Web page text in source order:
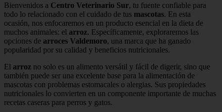
Bienvenidos a Centro Veterinario Sur, tu fuente confiable para
todo lo relacionado con el cuidado de tus mascotas. En esta
ocasión, nos enfocaremos en un producto esencial en la dieta de
muchos animales: el arroz. Específicamente, exploraremos las
opciones de arroces Valdemoro, una marca que ha ganado
popularidad por su calidad y beneficios nutricionales.
El arroz no solo es un alimento versátil y fácil de digerir, sino que
también puede ser una excelente base para la alimentación de
mascotas con problemas estomacales o alergias. Sus propiedades
nutricionales lo convierten en un componente importante de muchas
recetas caseras para perros y gatos.